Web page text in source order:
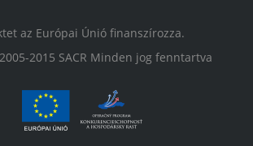
az Európai Únió finanszírozza.
2015 SACR Minden jog fenntartva